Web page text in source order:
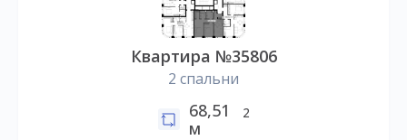
Квартира №35806
2 спальни
68,51
м
2